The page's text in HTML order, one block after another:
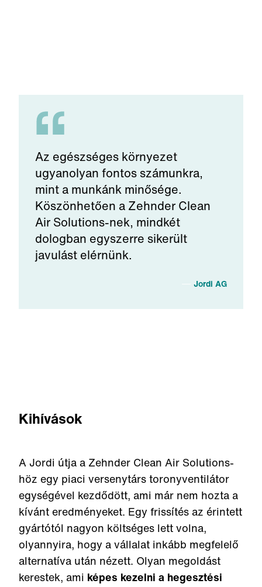
Az egészséges környezet
ugyanolyan fontos számunkra,
mint a munkánk minősége.
Köszönhetően a Zehnder Clean
Air Solutions-nek, mindkét
dologban egyszerre sikerült
javulást elérnünk.
Jordi AG
Kihívások
A Jordi útja a Zehnder Clean Air Solutions-
höz egy piaci versenytárs toronyventilátor
egységével kezdődött, ami már nem hozta a
kívánt eredményeket. Egy frissítés az érintett
gyártótól nagyon költséges lett volna,
olyannyira, hogy a vállalat inkább megfelelő
alternatíva után nézett. Olyan megoldást
kerestek, ami képes kezelni a hegesztési